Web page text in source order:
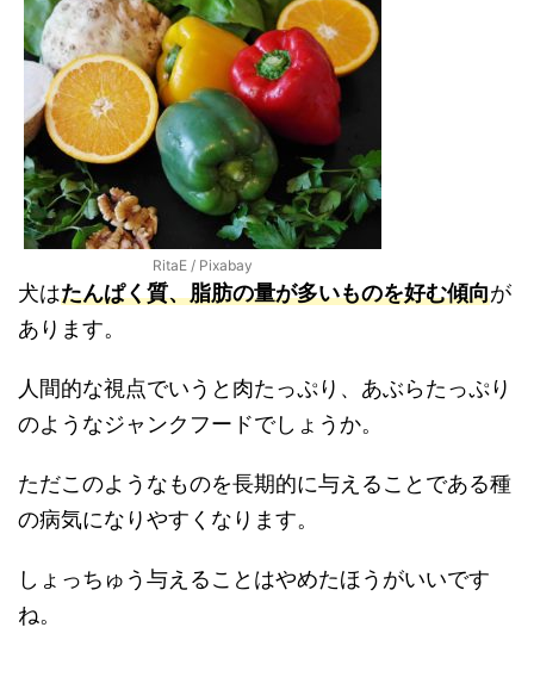
RitaE / Pixabay
犬はたんぱく質、脂肪の量が多いものを好む傾向が
あります。
人間的な視点でいうと肉たっぷり、あぶらたっぷり
のようなジャンクフードでしょうか。
ただこのようなものを長期的に与えることである種
の病気になりやすくなります。
しょっちゅう与えることはやめたほうがいいです
ね。